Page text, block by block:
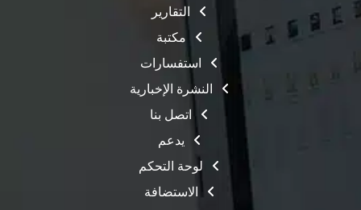
التقارير
مكتبة
استفسارات
النشرة الإخبارية
اتصل بنا
يدعم
لوحة التحكم
الاستضافة